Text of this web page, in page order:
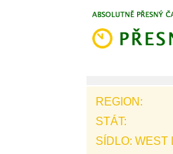
REGION:
STÁT:
SÍDLO: WEST